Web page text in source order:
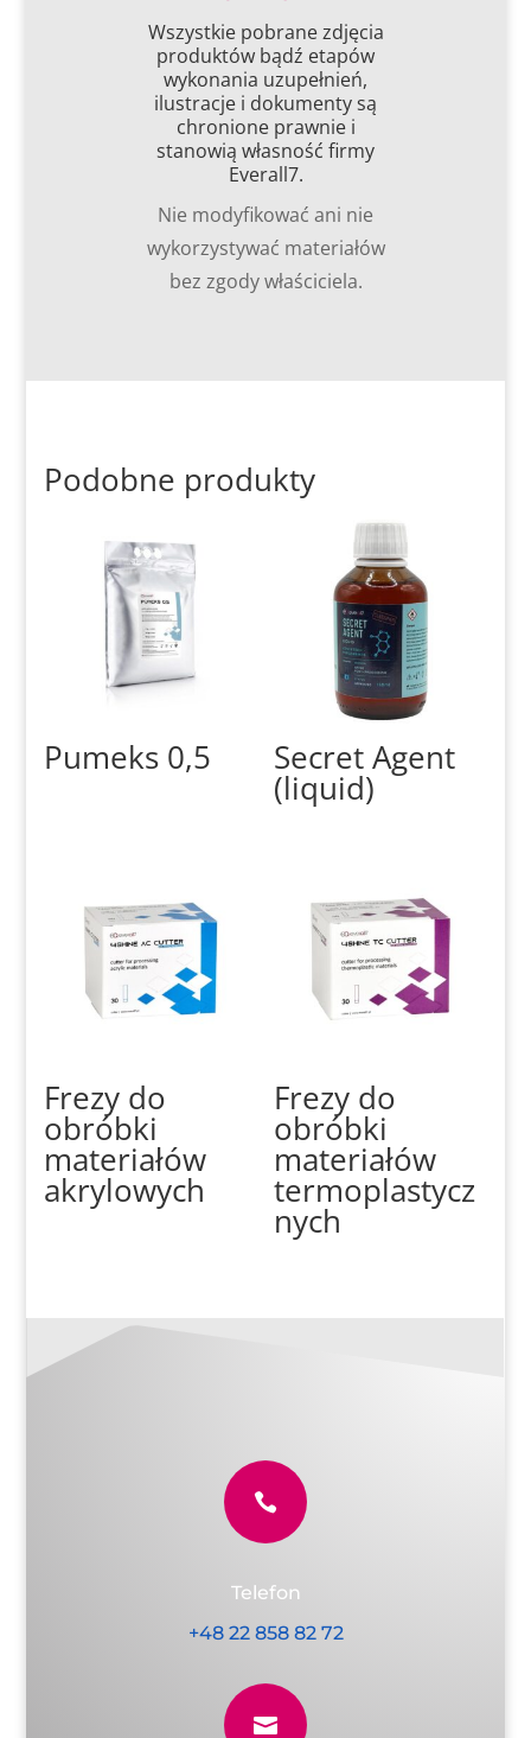
Wszystkie pobrane zdjęcia
produktów bądź etapów
wykonania uzupełnień,
ilustracje i dokumenty są
chronione prawnie i
stanowią własność firmy
Everall7.
Nie modyfikować ani nie
wykorzystywać materiałów
bez zgody właściciela.
Podobne produkty
Pumeks 0,5 Secret Agent
(liquid)
Frezy do
obróbki
materiałów
akrylowych
Frezy do
obróbki
materiałów
termoplastycz
nych

Telefon
+48 22 858 82 72
